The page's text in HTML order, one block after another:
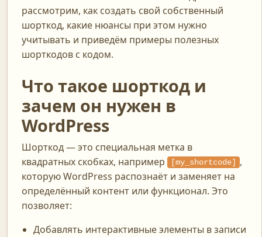
рассмотрим, как создать свой собственный
шорткод, какие нюансы при этом нужно
учитывать и приведём примеры полезных
шорткодов с кодом.
Что такое шорткод и
зачем он нужен в
WordPress
Шорткод — это специальная метка в
квадратных скобках, например
[my_shortcode] ,
которую WordPress распознаёт и заменяет на
определённый контент или функционал. Это
позволяет:
Добавлять интерактивные элементы в записи